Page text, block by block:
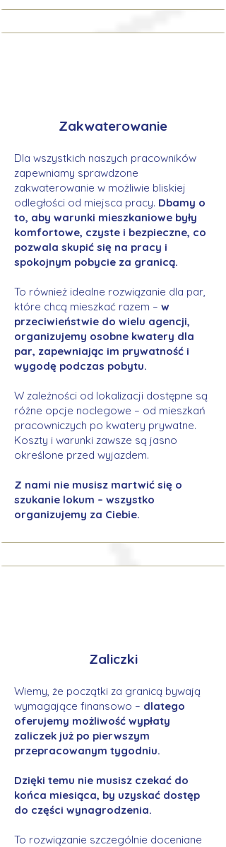
Zakwaterowanie
Dla wszystkich naszych pracowników
zapewniamy sprawdzone
zakwaterowanie w możliwie bliskiej
odległości od miejsca pracy. Dbamy o
to, aby warunki mieszkaniowe były
komfortowe, czyste i bezpieczne, co
pozwala skupić się na pracy i
spokojnym pobycie za granicą.
To również idealne rozwiązanie dla par,
które chcą mieszkać razem – w
przeciwieństwie do wielu agencji,
organizujemy osobne kwatery dla
par, zapewniając im prywatność i
wygodę podczas pobytu.
W zależności od lokalizacji dostępne są
różne opcje noclegowe – od mieszkań
pracowniczych po kwatery prywatne.
Koszty i warunki zawsze są jasno
określone przed wyjazdem.
Z nami nie musisz martwić się o
szukanie lokum – wszystko
organizujemy za Ciebie.
Zaliczki
Wiemy, że początki za granicą bywają
wymagające finansowo – dlatego
oferujemy możliwość wypłaty
zaliczek już po pierwszym
przepracowanym tygodniu.
Dzięki temu nie musisz czekać do
końca miesiąca, by uzyskać dostęp
do części wynagrodzenia.
To rozwiązanie szczególnie doceniane